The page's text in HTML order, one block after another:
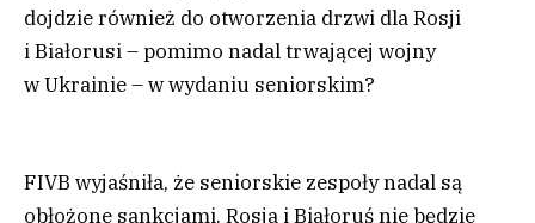
dojdzie również do otworzenia drzwi dla Rosji
i Białorusi – pomimo nadal trwającej wojny
w Ukrainie – w wydaniu seniorskim?
FIVB wyjaśniła, że seniorskie zespoły nadal są
obłożone sankcjami. Rosja i Białoruś nie będzie